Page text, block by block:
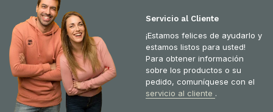
Servicio al Cliente
¡Estamos felices de ayudarlo y
estamos listos para usted!
Para obtener información
sobre los productos o su
pedido, comuníquese con el
servicio al cliente .